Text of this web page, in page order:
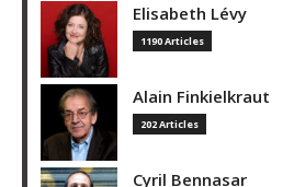
Elisabeth Lévy
1190 Articles
Alain Finkielkraut
202 Articles
Cyril Bennasar